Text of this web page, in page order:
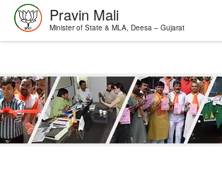
Skip
to
content
Pravin Mali
Minister of State & MLA, Deesa – Gujarat